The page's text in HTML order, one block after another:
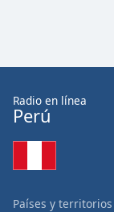
Radio en línea
Perú
Países y